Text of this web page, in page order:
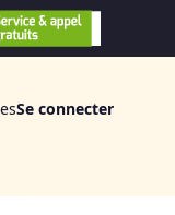
Se connecter